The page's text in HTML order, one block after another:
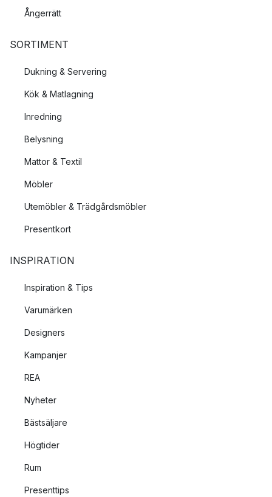
Ångerrätt
SORTIMENT
Dukning & Servering
Kök & Matlagning
Inredning
Belysning
Mattor & Textil
Möbler
Utemöbler & Trädgårdsmöbler
Presentkort
INSPIRATION
Inspiration & Tips
Varumärken
Designers
Kampanjer
REA
Nyheter
Bästsäljare
Högtider
Rum
Presenttips